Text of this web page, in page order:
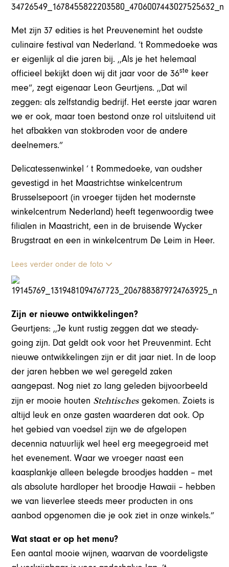
Met zijn 37 edities is het Preuvenemint het oudste
culinaire festival van Nederland. ’t Rommedoeke was
er eigenlijk al die jaren bij. ,,Als je het helemaal
officieel bekijkt doen wij dit jaar voor de 36ste keer
mee”, zegt eigenaar Leon Geurtjens. ,,Dat wil
zeggen: als zelfstandig bedrijf. Het eerste jaar waren
we er ook, maar toen bestond onze rol uitsluitend uit
het afbakken van stokbroden voor de andere
deelnemers.”
Delicatessenwinkel ‘ t Rommedoeke, van oudsher
gevestigd in het Maastrichtse winkelcentrum
Brusselsepoort (in vroeger tijden het modernste
winkelcentrum Nederland) heeft tegenwoordig twee
filialen in Maastricht, een in de bruisende Wycker
Brugstraat en een in winkelcentrum De Leim in Heer.
Lees verder onder de foto
Zijn er nieuwe ontwikkelingen?
Geurtjens: ,,Je kunt rustig zeggen dat we steady-
going zijn. Dat geldt ook voor het Preuvenmint. Echt
nieuwe ontwikkelingen zijn er dit jaar niet. In de loop
der jaren hebben we wel geregeld zaken
aangepast. Nog niet zo lang geleden bijvoorbeeld
zijn er mooie houten Stehtisches gekomen. Zoiets is
altijd leuk en onze gasten waarderen dat ook. Op
het gebied van voedsel zijn we de afgelopen
decennia natuurlijk wel heel erg meegegroeid met
het evenement. Waar we vroeger naast een
kaasplankje alleen belegde broodjes hadden – met
als absolute hardloper het broodje Hawaii – hebben
we van lieverlee steeds meer producten in ons
aanbod opgenomen die je ook ziet in onze winkels.”
Wat staat er op het menu?
Een aantal mooie wijnen, waarvan de voordeligste